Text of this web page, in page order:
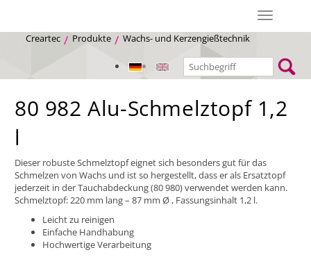
Menü
Creartec Produkte Wachs- und Kerzengießtechnik
80 982 Alu-Schmelztopf 1,2
l
Dieser robuste Schmelztopf eignet sich besonders gut für das
Schmelzen von Wachs und ist so hergestellt, dass er als Ersatztopf
jederzeit in der Tauchabdeckung (80 980) verwendet werden kann.
Schmelztopf: 220 mm lang – 87 mm Ø , Fassungsinhalt 1,2 l.
Leicht zu reinigen
Einfache Handhabung
Hochwertige Verarbeitung